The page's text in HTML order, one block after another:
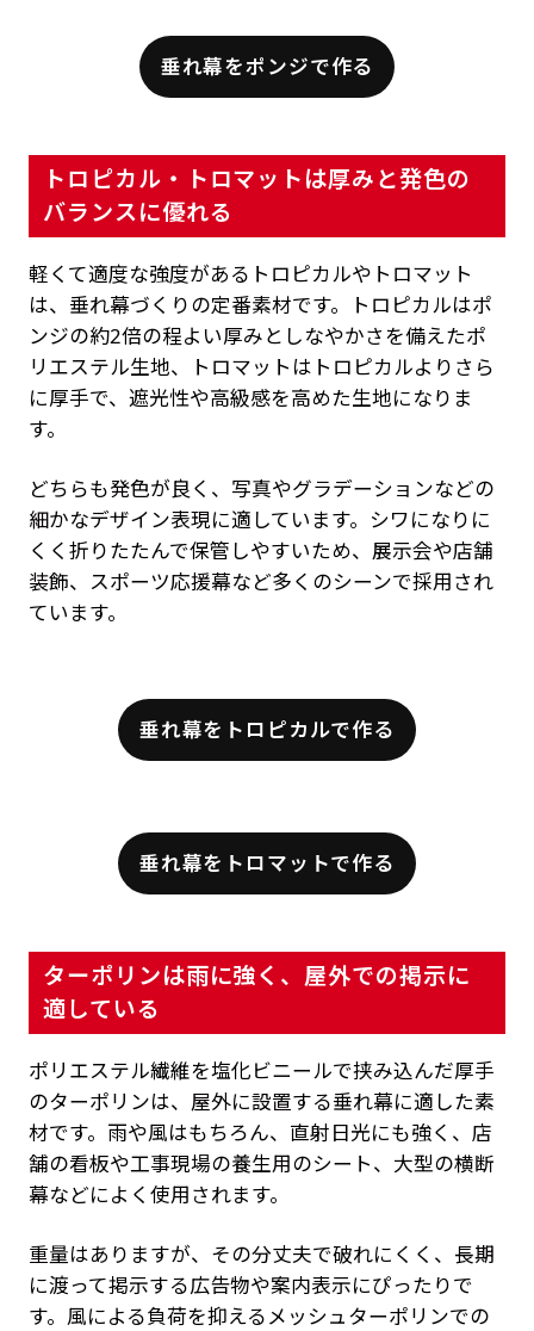
垂れ幕をポンジで作る
トロピカル・トロマットは厚みと発色の
バランスに優れる
軽くて適度な強度があるトロピカルやトロマット
は、垂れ幕づくりの定番素材です。トロピカルはポ
ンジの約2倍の程よい厚みとしなやかさを備えたポ
リエステル生地、トロマットはトロピカルよりさら
に厚手で、遮光性や高級感を高めた生地になりま
す。
どちらも発色が良く、写真やグラデーションなどの
細かなデザイン表現に適しています。シワになりに
くく折りたたんで保管しやすいため、展示会や店舗
装飾、スポーツ応援幕など多くのシーンで採用され
ています。
垂れ幕をトロピカルで作る
垂れ幕をトロマットで作る
ターポリンは雨に強く、屋外での掲示に
適している
ポリエステル繊維を塩化ビニールで挟み込んだ厚手
のターポリンは、屋外に設置する垂れ幕に適した素
材です。雨や風はもちろん、直射日光にも強く、店
舗の看板や工事現場の養生用のシート、大型の横断
幕などによく使用されます。
重量はありますが、その分丈夫で破れにくく、長期
に渡って掲示する広告物や案内表示にぴったりで
す。風による負荷を抑えるメッシュターポリンでの